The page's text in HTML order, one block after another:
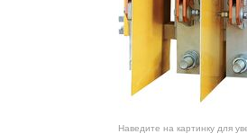
Наведите на картинку для